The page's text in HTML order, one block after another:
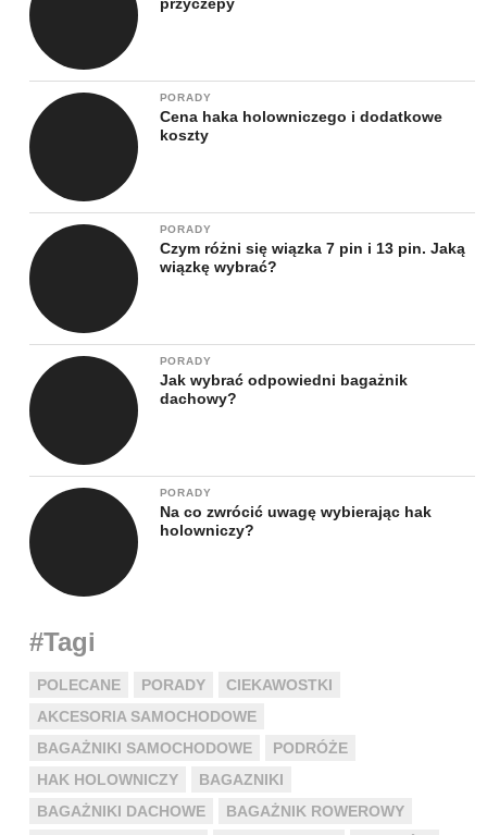
przyczepy
PORADY
Cena haka holowniczego i dodatkowe
koszty
PORADY
Czym różni się wiązka 7 pin i 13 pin. Jaką
wiązkę wybrać?
PORADY
Jak wybrać odpowiedni bagażnik
dachowy?
PORADY
Na co zwrócić uwagę wybierając hak
holowniczy?
#Tagi
POLECANE PORADY
CIEKAWOSTKI
AKCESORIA SAMOCHODOWE
BAGAŻNIKI SAMOCHODOWE
PODRÓŻE
HAK HOLOWNICZY
BAGAZNIKI
BAGAŻNIKI DACHOWE
BAGAŻNIK ROWEROWY